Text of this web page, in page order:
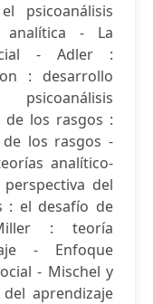
psicoanálisis
analítica - La
- Adler :
: desarrollo
de los rasgos :
los rasgos -
analítico-
del
: el desafío de
: teoría
- Enfoque
- Mischel y
aprendizaje